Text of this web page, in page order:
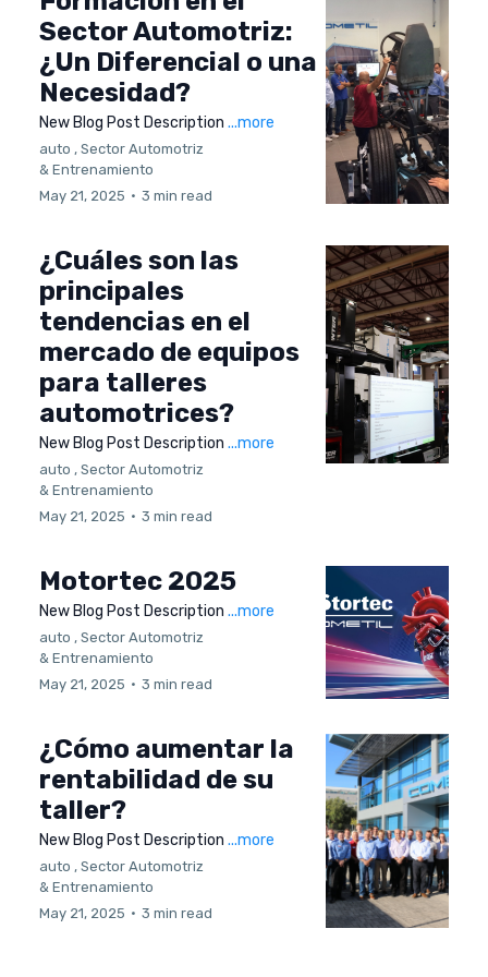
Sector Automotriz:
¿Un Diferencial o una
Necesidad?
New Blog Post Description ...more
auto , Sector Automotriz
& Entrenamiento
May 21, 2025 • 3 min read
¿Cuáles son las
principales
tendencias en el
mercado de equipos
para talleres
automotrices?
New Blog Post Description ...more
auto , Sector Automotriz
& Entrenamiento
May 21, 2025 • 3 min read
Motortec 2025
New Blog Post Description ...more
auto , Sector Automotriz
& Entrenamiento
May 21, 2025 • 3 min read
¿Cómo aumentar la
rentabilidad de su
taller?
New Blog Post Description ...more
auto , Sector Automotriz
& Entrenamiento
May 21, 2025 • 3 min read